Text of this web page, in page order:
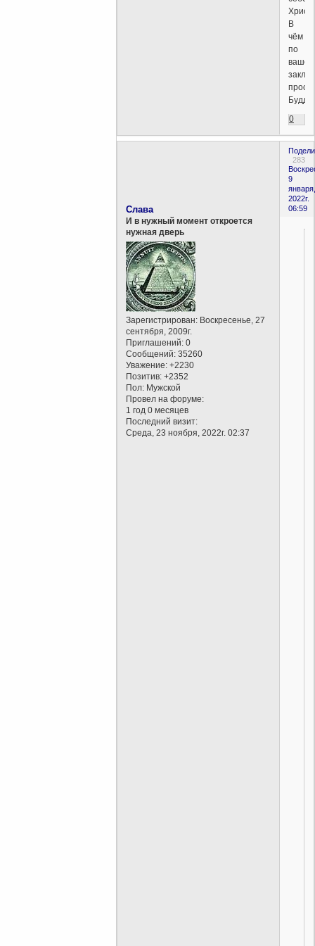
В
чём
по
0
283
9
января,
2022г.
06:59
Слава
И в нужный момент откроется
нужная дверь
Зарегистрирован: Воскресенье, 27
сентября, 2009г.
Приглашений: 0
Сообщений: 35260
Уважение: +2230
Позитив: +2352
Пол: Мужской
Провел на форуме:
1 год 0 месяцев
Последний визит:
Среда, 23 ноября, 2022г. 02:37